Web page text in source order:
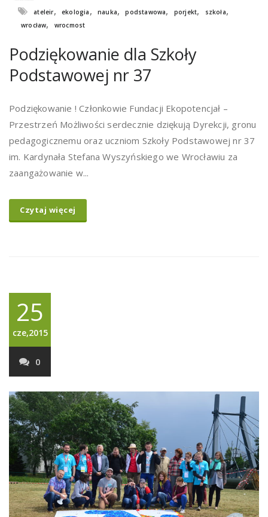
ateleir, ekologia , nauka, podstawowa, porjekt, szkoła,
wrocław, wrocmost
Podziękowanie dla Szkoły
Podstawowej nr 37
Podziękowanie ! Członkowie Fundacji Ekopotencjał –
Przestrzeń Możliwości serdecznie dziękują Dyrekcji, gronu
pedagogicznemu oraz uczniom Szkoły Podstawowej nr 37
im. Kardynała Stefana Wyszyńskiego we Wrocławiu za
zaangażowanie w...
Czytaj więcej
25
cze,2015
0